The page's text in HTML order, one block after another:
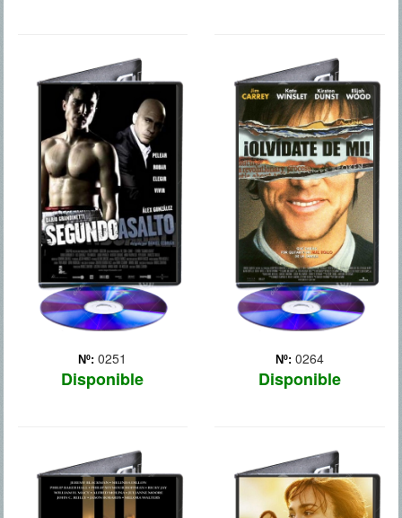
Nº: 0251
Disponible
SEGUNDO
ASALTO
Nº: 0264
Disponible
OLVIDATE DE
MI
MAGNOLIA ORGULLO Y
PREJUICIO